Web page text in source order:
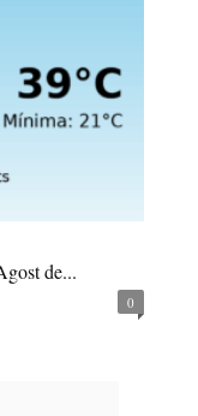
de...
0